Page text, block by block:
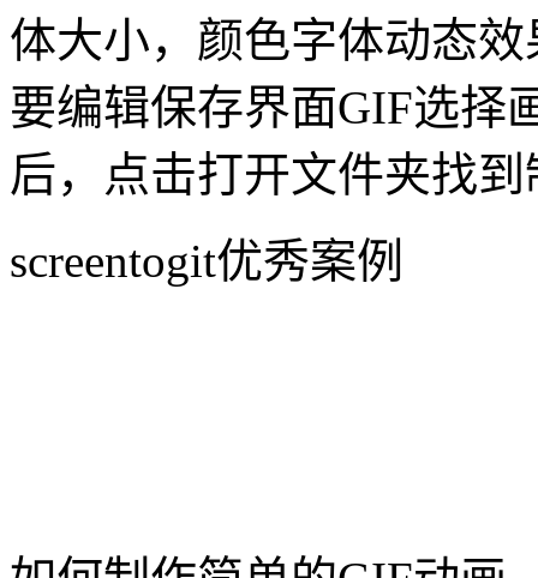
体大小，颜色字体动态
要编辑保存界面GIF选择
后，点击打开文件夹找
screentogit优秀案例